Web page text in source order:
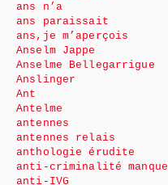
ans n’a
ans paraissait
ans,je m’aperçois
Anselm Jappe
Anselme Bellegarrigue
Anslinger
Ant
Antelme
antennes
antennes relais
anthologie érudite
anti-criminalité manque
anti-IVG